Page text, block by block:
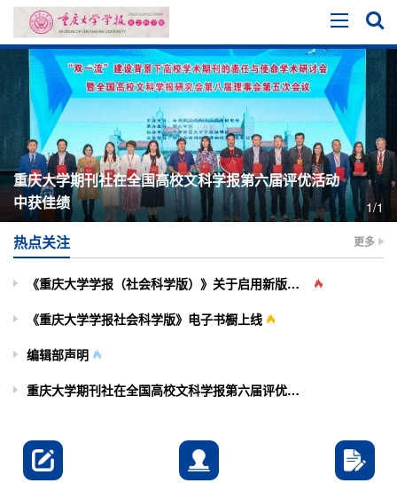
重庆大学期刊社在全国高校文科学报第六届评优活动
中获佳绩
1/1
热点关注 更多
《重庆大学学报（社会科学版）》关于启用新版投审稿系统的通知
《重庆大学学报社会科学版》电子书橱上线
编辑部声明
重庆大学期刊社在全国高校文科学报第六届评优活动中获佳绩